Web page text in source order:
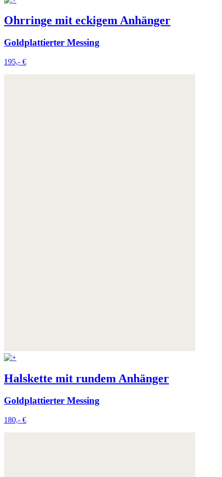
Ohrringe mit eckigem Anhänger
Goldplattierter Messing
195,- €
Halskette mit rundem Anhänger
Goldplattierter Messing
180,- €